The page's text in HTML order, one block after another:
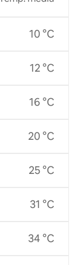
10 °C
12 °C
16 °C
20 °C
25 °C
31 °C
34 °C